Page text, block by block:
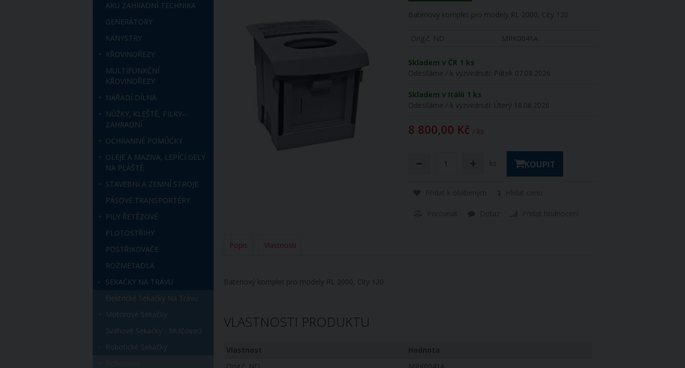
Bateriový komplet pro modely RL 2000, City 120
Orig.č. ND MRK0041A
Skladem v ČR 1 ks
Odesíláme / k vyzvednutí: Pátek 07.08.2026
Skladem v Itálii 1 ks
Odesíláme / k vyzvednutí: Úterý 18.08.2026
8 800,00 Kč / ks
ks KOUPIT
Popis Vlastnosti
Bateriový komplet pro modely RL 2000, City 120
VLASTNOSTI PRODUKTU
AKU ZAHRADNÍ TECHNIKA
GENERÁTORY
KANYSTRY
KŘOVINOŘEZY
MULTIFUNKČNÍ
KŘOVINOŘEZY
NÁŘADÍ DÍLNA
NŮŽKY, KLEŠTĚ, PILKY--
ZAHRADNÍ
OCHRANNÉ POMŮCKY
OLEJE A MAZIVA, LEPÍCÍ GELY
NA PLÁŠTĚ
STAVEBNÍ A ZEMNÍ STROJE
PÁSOVÉ TRANSPORTÉRY
PILY ŘETĚZOVÉ
PLOTOSTŘIHY
POSTŘIKOVAČE
ROZMETADLA
SEKAČKY NA TRÁVU
Elektrické Sekačky Na Trávu
Motorové Sekačky
Svahové Sekačky - Mulčovací
Robotické Sekačky